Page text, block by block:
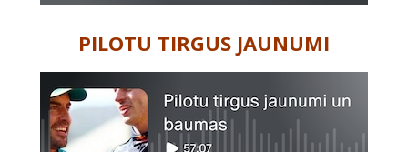
PILOTU TIRGUS JAUNUMI